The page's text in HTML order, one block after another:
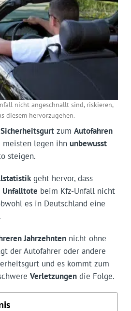
nicht angeschnallt sind, riskieren,
diesem hervorzugehen.
Sicherheitsgurtzum Autofahren
meisten legen ihn unbewusst
steigen.
geht hervor, dass
Unfalltote beim Kfz-Unfall nicht
es in Deutschland eine
Jahrzehntennicht ohne
der Autofahrer oder andere
und es kommt zum
Verletzungendie Folge.